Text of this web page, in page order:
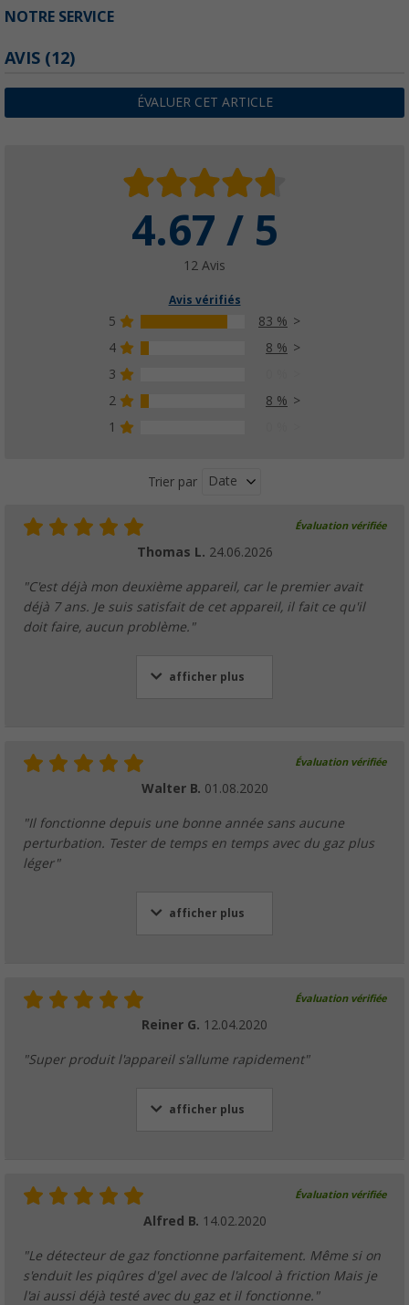
NOTRE SERVICE
AVIS (12)
ÉVALUER CET ARTICLE
4.67 / 5
12 Avis
Avis vérifiés
5
83 %
4
8 %
3
2
8 %
1
Trier par Date
Évaluation vérifiée
Thomas L. 24.06.2026
"C'est déjà mon deuxième appareil, car le premier avait
déjà 7 ans. Je suis satisfait de cet appareil, il fait ce qu'il
doit faire, aucun problème."
afficher plus
Évaluation vérifiée
Walter B. 01.08.2020
"Il fonctionne depuis une bonne année sans aucune
perturbation. Tester de temps en temps avec du gaz plus
léger"
afficher plus
Évaluation vérifiée
Reiner G. 12.04.2020
"Super produit l'appareil s'allume rapidement"
afficher plus
Évaluation vérifiée
Alfred B. 14.02.2020
"Le détecteur de gaz fonctionne parfaitement. Même si on
s'enduit les piqûres d'gel avec de l'alcool à friction Mais je
l'ai aussi déjà testé avec du gaz et il fonctionne."